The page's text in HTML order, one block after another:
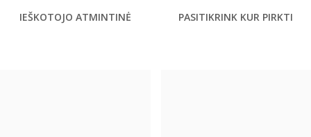
IEŠKOTOJO ATMINTINĖ PASITIKRINK KUR PIRKTI